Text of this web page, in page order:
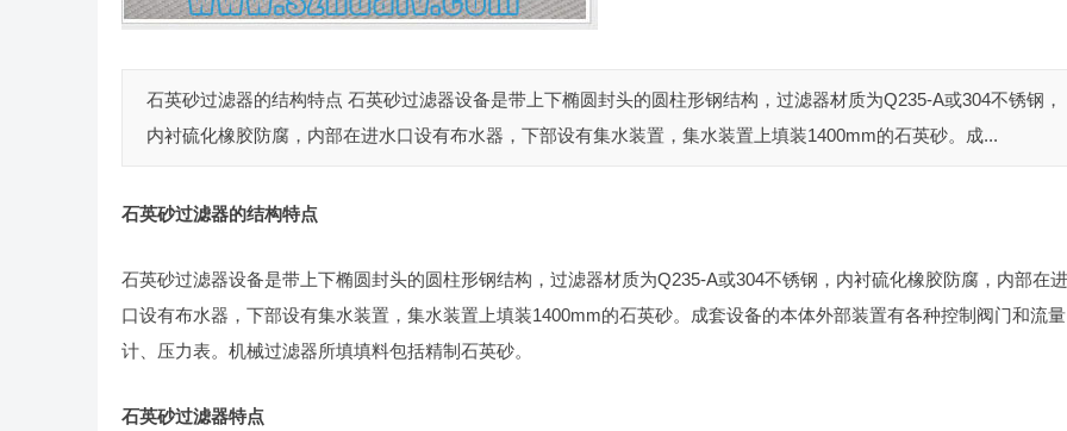
石英砂过滤器的结构特点 石英砂过滤器设备是带上下椭圆封头的圆柱形钢结构，过滤器材质为Q235-A或304不锈钢，
内衬硫化橡胶防腐，内部在进水口设有布水器，下部设有集水装置，集水装置上填装1400mm的石英砂。成...
石英砂过滤器的结构特点
石英砂过滤器设备是带上下椭圆封头的圆柱形钢结构，过滤器材质为Q235-A或304不锈钢，内衬硫化橡胶防腐，内部在
口设有布水器，下部设有集水装置，集水装置上填装1400mm的石英砂。成套设备的本体外部装置有各种控制阀门和流量
计、压力表。机械过滤器所填填料包括精制石英砂。
石英砂过滤器特点